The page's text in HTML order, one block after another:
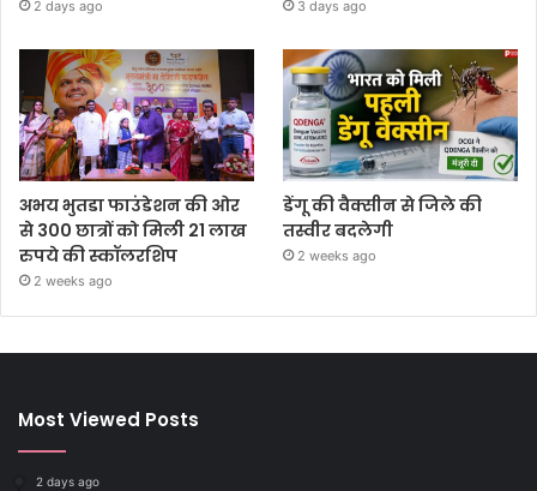
2 days ago 3 days ago
अभय भुतडा फाउंडेशन की ओर
से 300 छात्रों को मिली 21 लाख
रुपये की स्कॉलरशिप
2 weeks ago
डेंगू की वैक्सीन से जिले की
तस्वीर बदलेगी
2 weeks ago
Most Viewed Posts
2 days ago